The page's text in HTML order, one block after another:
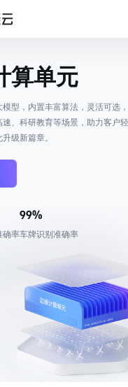
算单元
模型，内置丰富算法，灵活可选
速、科研教育等场景，助力客户
级新篇章。
确率
99%
车牌识别准确率